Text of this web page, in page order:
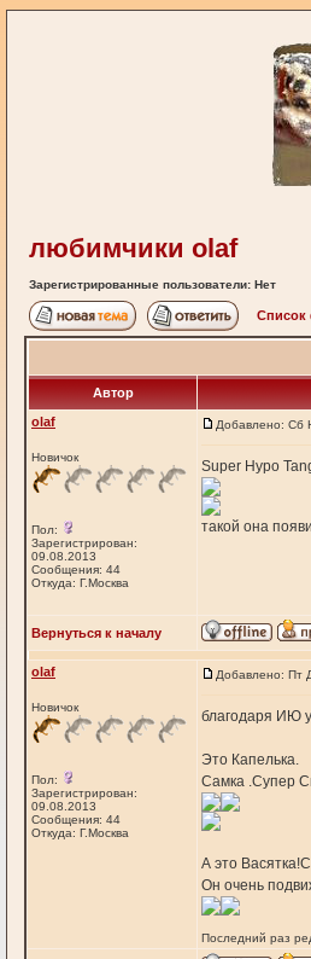
любимчики olaf
Зарегистрированные пользователи: Нет
Список
Автор
olaf
Новичок
Пол:
Зарегистрирован:
09.08.2013
Сообщения: 44
Откуда: Г.Москва
Добавлено: Сб
Super Hypo
такой она
Вернуться к началу
olaf
Новичок
Пол:
Зарегистрирован:
09.08.2013
Сообщения: 44
Откуда: Г.Москва
Добавлено: Пт
благодаря ИЮ
Это Капелька.
Самка .Супер
А это
Он очень
Последний раз